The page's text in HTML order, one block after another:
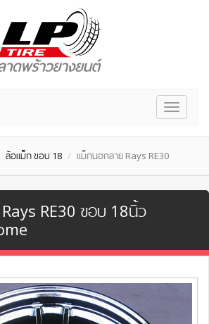
Toggle
ล้อแม็ก ขอบ 18 แม็กนอกลาย Rays RE30
RE30 ขอบ 18นิ้ว